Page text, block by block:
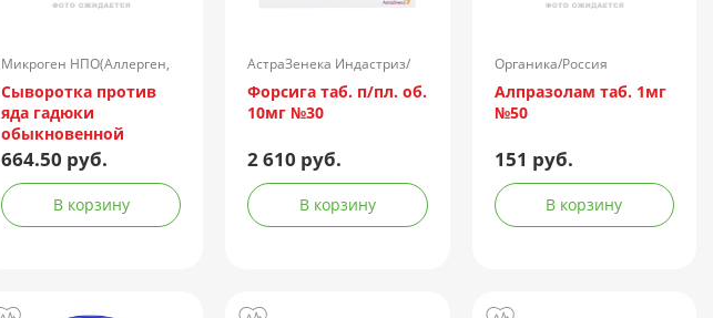
Микроген НПО(Аллерген,
г.Ставрополь)/Россия
Сыворотка против
яда гадюки
обыкновенной
лошадиная
очищенная
концентрированная
жидкая амп.(р-р д/
664.50 руб.
В корзину
АстраЗенека Индастриз/
Россия
Форсига таб. п/пл. об.
10мг №30
2 610 руб.
В корзину
Органика/Россия
Алпразолам таб. 1мг
№50
151 руб.
В корзину